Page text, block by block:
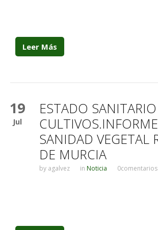
Leer Más
19
Jul
ESTADO
SANIDAD VEGETAL
DE MURCIA
by agalvez in Noticia 0comentarios